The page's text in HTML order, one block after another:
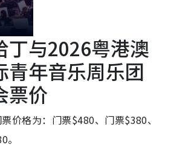
丁与2026粤港澳
青年音乐周乐团
票价
价格为：门票$480、门票$380、